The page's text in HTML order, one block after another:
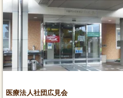
医療法人社団広見会